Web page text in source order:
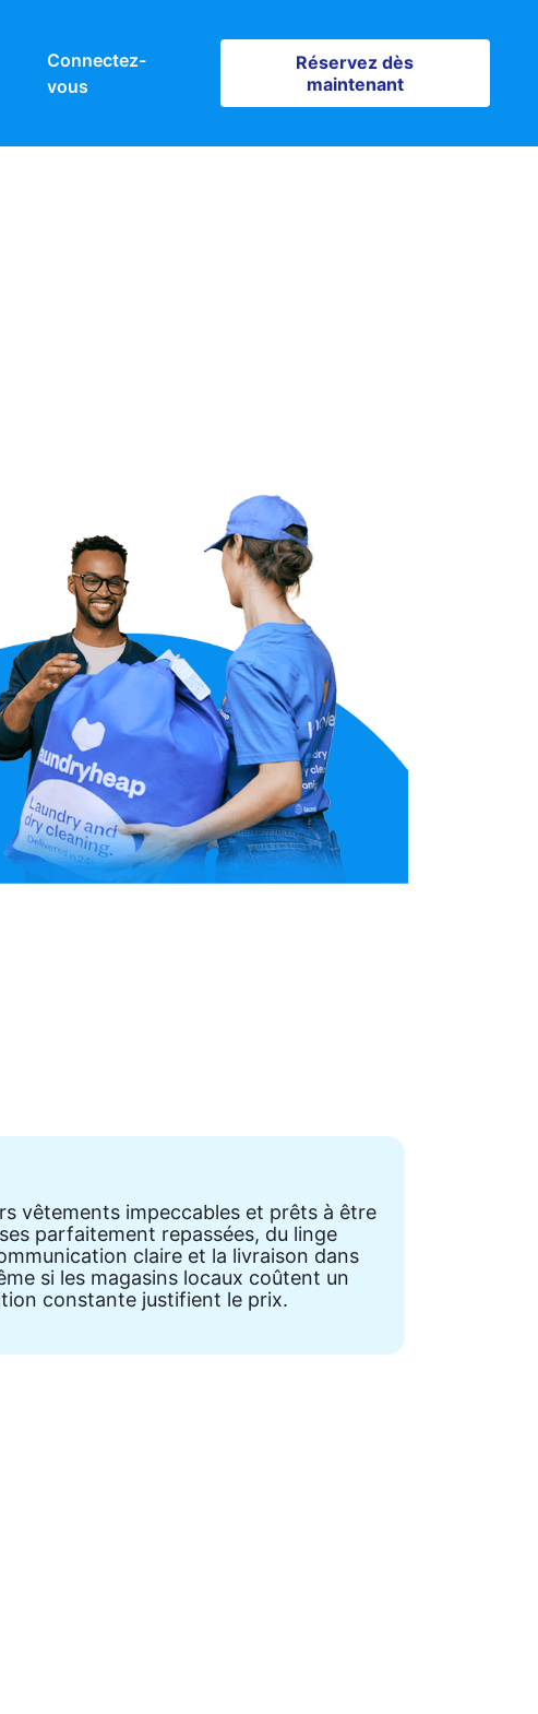
Connectez-
vous
Réservez dès
maintenant
Réservez dès maintenant
vêtements impeccables et prêts à être
parfaitement repassées, du linge
claire et la livraison dans
si les magasins locaux coûtent un
constante justifient le prix.